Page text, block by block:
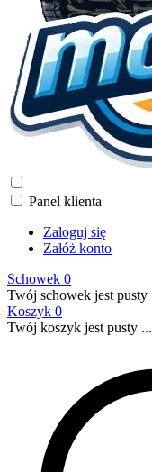
Panel klienta
Zaloguj się
Załóż konto
Schowek 0
Twój schowek jest pusty
Koszyk 0
Twój koszyk jest pusty ...